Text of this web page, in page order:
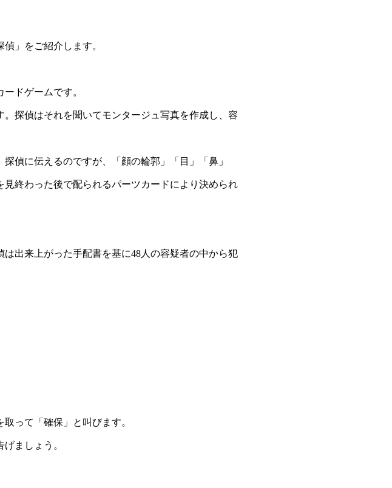
」をご紹介します。
ドゲームです。
探偵はそれを聞いてモンタージュ写真を作成し、容
偵に伝えるのですが、「顔の輪郭」「目」「鼻」
終わった後で配られるパーツカードにより決められ
出来上がった手配書を基に48人の容疑者の中から犯
って「確保」と叫びます。
ましょう。